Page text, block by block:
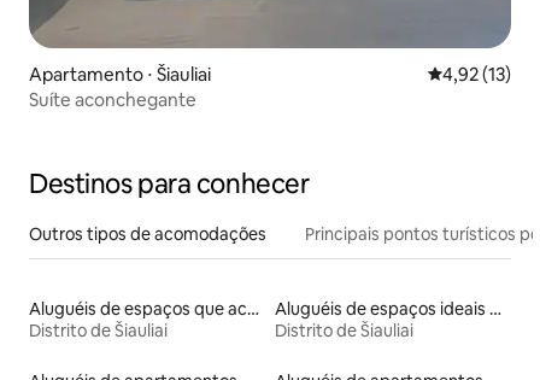
Apartamento ⋅ Šiauliai 4,92 de uma
4,92 (13)
Suíte aconchegante
Destinos para conhecer
Outros tipos de acomodações Principais pontos turísticos
Aluguéis de espaços que aceitam animais de estimação
Distrito de Šiauliai
Aluguéis de espaços ideais para famílias
Distrito de Šiauliai